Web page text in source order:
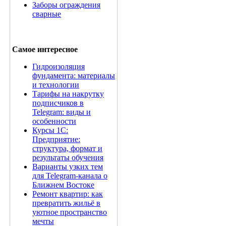
Заборы ограждения
сварные
Самое интересное
Гидроизоляция
фундамента: материалы
и технологии
Тарифы на накрутку
подписчиков в
Telegram: виды и
особенности
Курсы 1С:
Предприятие:
структура, формат и
результаты обучения
Варианты узких тем
для Telegram-канала о
Ближнем Востоке
Ремонт квартир: как
превратить жильё в
уютное пространство
мечты